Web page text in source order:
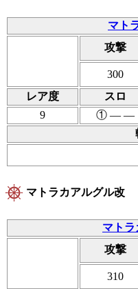
マト
攻撃
300
レア度
スロ
9
① ― ―
マトラカアルグル改
マト
攻撃
310